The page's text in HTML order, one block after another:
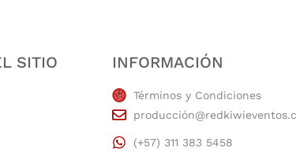
SITIO INFORMACIÓN
Términos y Condiciones
(+57) 311 383 5458